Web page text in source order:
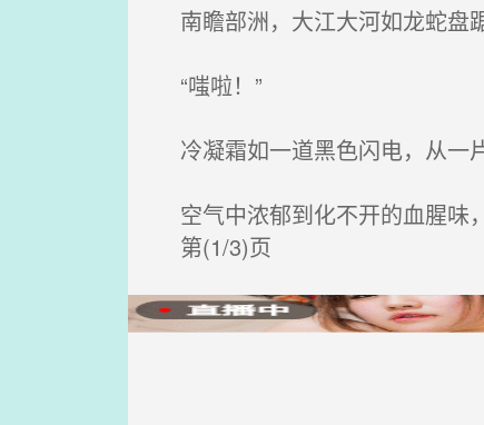
南瞻部洲，大江大河如龙蛇盘
“嗤啦！”
冷凝霜如一道黑色闪电，从一
空气中浓郁到化不开的血腥味
第(1/3)页